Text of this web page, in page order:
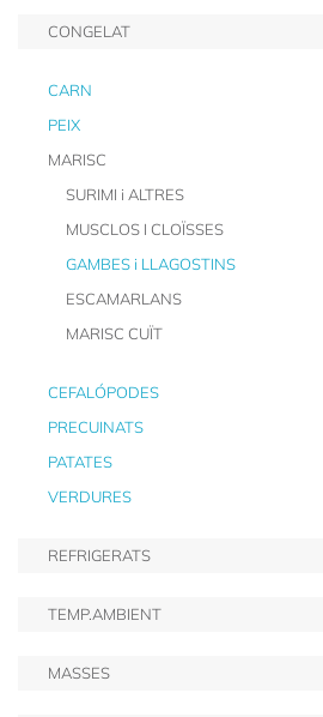
CONGELAT
CARN
PEIX
MARISC
SURIMI i ALTRES
MUSCLOS I CLOÏSSES
GAMBES i LLAGOSTINS
ESCAMARLANS
MARISC CUÏT
CEFALÓPODES
PRECUINATS
PATATES
VERDURES
REFRIGERATS
TEMP.AMBIENT
MASSES